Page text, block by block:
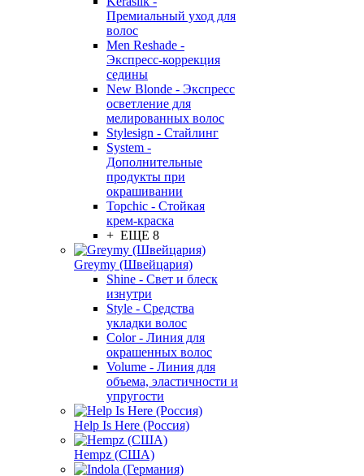
Премиальный уход для
волос
Men Reshade -
Экспресс-коррекция
седины
New Blonde - Экспресс
осветление для
мелированных волос
Stylesign - Стайлинг
System -
Дополнительные
продукты при
окрашивании
Topchic - Стойкая
крем-краска
+ ЕЩЕ 8
Greymy (Швейцария)
Shine - Свет и блеск
изнутри
Style - Средства
укладки волос
Color - Линия для
окрашенных волос
Volume - Линия для
объема, эластичности и
упругости
Help Is Here (Россия)
Hempz (США)